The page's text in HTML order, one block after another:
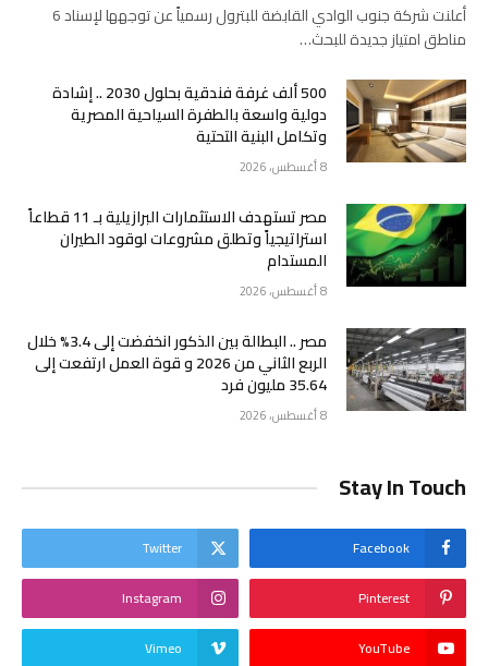
أعلنت شركة جنوب الوادي القابضة للبترول رسمياً عن توجهها لإسناد 6
مناطق امتياز جديدة للبحث…
500 ألف غرفة فندقية بحلول 2030 .. إشادة
دولية واسعة بالطفرة السياحية المصرية
وتكامل البنية التحتية
8 أغسطس، 2026
مصر تستهدف الاستثمارات البرازيلية بـ 11 قطاعاً
استراتيجياً وتطلق مشروعات لوقود الطيران
المستدام
8 أغسطس، 2026
مصر .. البطالة بين الذكور انخفضت إلى 3.4% خلال
الربع الثاني من 2026 و قوة العمل ارتفعت إلى
35.64 مليون فرد
8 أغسطس، 2026
Stay In Touch
Facebook
Twitter
Pinterest
Instagram
YouTube
Vimeo